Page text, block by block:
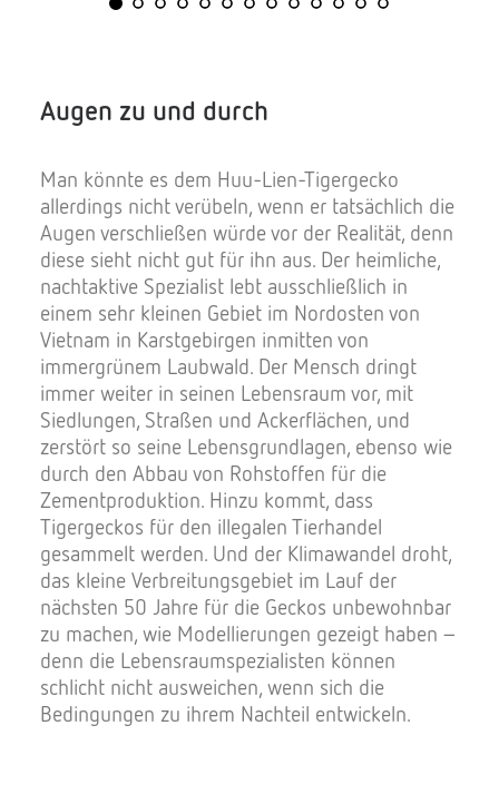
Augen zu und durch
Man könnte es dem Huu-Lien-Tigergecko
allerdings nicht verübeln, wenn er tatsächlich die
Augen verschließen würde vor der Realität, denn
diese sieht nicht gut für ihn aus. Der heimliche,
nachtaktive Spezialist lebt ausschließlich in
einem sehr kleinen Gebiet im Nordosten von
Vietnam in Karstgebirgen inmitten von
immergrünem Laubwald. Der Mensch dringt
immer weiter in seinen Lebensraum vor, mit
Siedlungen, Straßen und Ackerflächen, und
zerstört so seine Lebensgrundlagen, ebenso wie
durch den Abbau von Rohstoffen für die
Zementproduktion. Hinzu kommt, dass
Tigergeckos für den illegalen Tierhandel
gesammelt werden. Und der Klimawandel droht,
das kleine Verbreitungsgebiet im Lauf der
nächsten 50 Jahre für die Geckos unbewohnbar
zu machen, wie Modellierungen gezeigt haben –
denn die Lebensraumspezialisten können
schlicht nicht ausweichen, wenn sich die
Bedingungen zu ihrem Nachteil entwickeln.